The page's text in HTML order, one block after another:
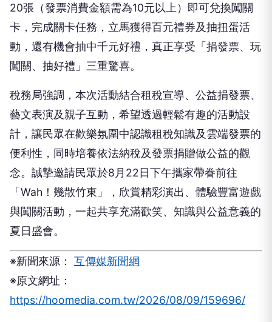
20張（發票消費金額需為10元以上）即可兌換闖關
卡，完成關卡任務，立馬獲得百元禮券及抽扭蛋活
動，還有機會抽中千元好禮，真正享受「捐發票、玩
闖關、抽好禮」三重驚喜。
稅務局強調，本次活動結合租稅宣導、公益捐發票、
藝文表演及親子互動，希望透過輕鬆有趣的活動設
計，讓民眾在歡樂氛圍中認識租稅知識及雲端發票的
便利性，同時培養依法納稅及發票捐贈做公益的觀
念。誠摯邀請民眾於8月22日下午攜家帶眷前往
「Wah！幾散竹東」，欣賞精彩演出、體驗豐富遊戲
與闖關活動，一起共享充滿歡笑、知識與公益意義的
夏日盛會。
※新聞來源： 互傳媒新聞網
※原文網址：
https://hoomedia.com.tw/2026/08/09/159696/